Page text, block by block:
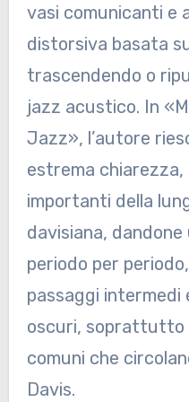
vasi comunicanti e
distorsiva basata
trascendendo o
jazz acustico. In
Jazz», l’autore
estrema
importanti della
davisiana,
periodo per
passaggi intermedi
oscuri, soprattutto
comuni che
Davis.